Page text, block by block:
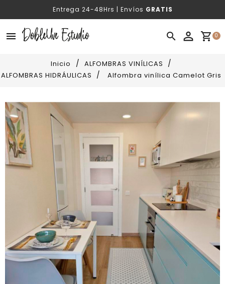
Entrega 24-48Hrs | Envíos GRATIS
menu shopping_cart 0

Inicio
ALFOMBRAS VINÍLICAS
ALFOMBRAS HIDRÁULICAS
Alfombra vinílica Camelot Gris